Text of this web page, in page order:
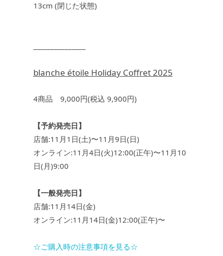
13cm (閉じた状態)
blanche étoile Holiday Coffret 2025
4商品 9,000円(税込 9,900円)
【予約発売日】
店舗:11月1日(土)〜11月9日(日)
オンライン:11月4日(火)12:00(正午)〜11月10
日(月)9:00
【一般発売日】
店舗:11月14日(金)
オンライン:11月14日(金)12:00(正午)〜
☆ご購入時の注意事項を見る☆